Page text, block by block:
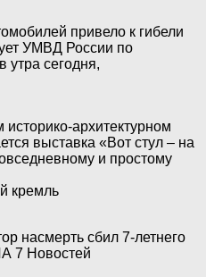
привело к гибели
УМВД России по
утра сегодня,
архитектурном
выставка «Вот стул – на
и простому
кремль